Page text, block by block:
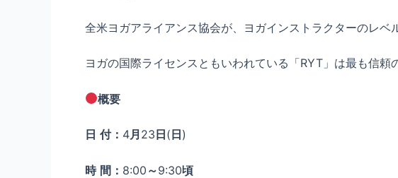
全米ヨガアライアンス協会が、ヨガインストラクターのレ
ヨガの国際ライセンスともいわれている「RYT」は最も信頼
概要
日 付： 4月 23 日( 日)
時 間： 8:00 ～9:30頃